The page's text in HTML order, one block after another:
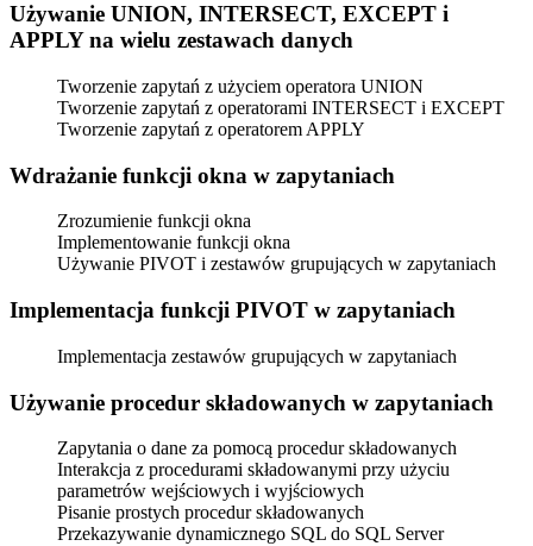
Używanie UNION, INTERSECT, EXCEPT i
APPLY na wielu zestawach danych
Tworzenie zapytań z użyciem operatora UNION
Tworzenie zapytań z operatorami INTERSECT i EXCEPT
Tworzenie zapytań z operatorem APPLY
Wdrażanie funkcji okna w zapytaniach
Zrozumienie funkcji okna
Implementowanie funkcji okna
Używanie PIVOT i zestawów grupujących w zapytaniach
Implementacja funkcji PIVOT w zapytaniach
Implementacja zestawów grupujących w zapytaniach
Używanie procedur składowanych w zapytaniach
Zapytania o dane za pomocą procedur składowanych
Interakcja z procedurami składowanymi przy użyciu
parametrów wejściowych i wyjściowych
Pisanie prostych procedur składowanych
Przekazywanie dynamicznego SQL do SQL Server